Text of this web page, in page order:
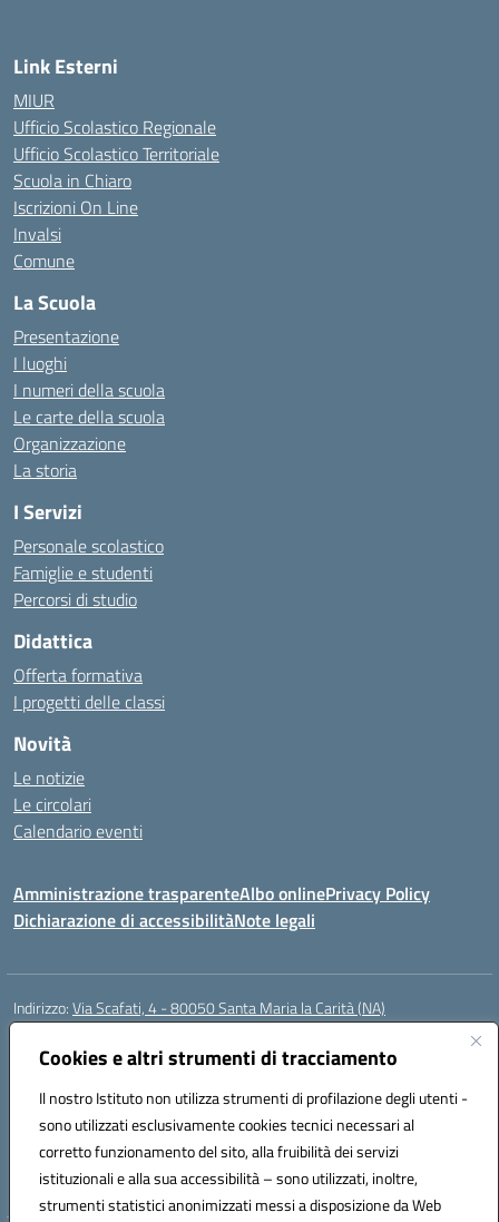
Cookies e altri strumenti di tracciamento
Il nostro Istituto non utilizza strumenti di profilazione degli utenti -
sono utilizzati esclusivamente cookies tecnici necessari al
corretto funzionamento del sito, alla fruibilità dei servizi
istituzionali e alla sua accessibilità – sono utilizzati, inoltre,
strumenti statistici anonimizzati messi a disposizione da Web
Link Esterni
MIUR
Ufficio Scolastico Regionale
Ufficio Scolastico Territoriale
Scuola in Chiaro
Iscrizioni On Line
Invalsi
Comune
La Scuola
Presentazione
I luoghi
I numeri della scuola
Le carte della scuola
Organizzazione
La storia
I Servizi
Personale scolastico
Famiglie e studenti
Percorsi di studio
Didattica
Offerta formativa
I progetti delle classi
Novità
Le notizie
Le circolari
Calendario eventi
Amministrazione trasparenteAlbo onlinePrivacy Policy
Dichiarazione di accessibilitàNote legali
Indirizzo:Via Scafati, 4 - 80050 Santa Maria la Carità (NA)
Centralino:
Posta elettronica certificata (PEC):NAEE21900T@pec.istruzione.it
Codice fiscale: 90016250632
Codice meccanografico:NAEE21900T
Codice Indice delle Pubbliche Amministrazioni (IPA): istsc_naee21900t
Codice unico di fatturazione (CUF): UFZ0X6